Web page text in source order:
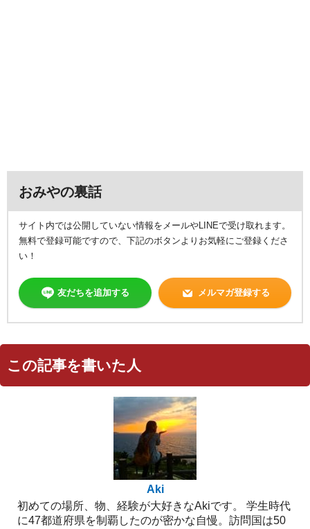
おみやの裏話
サイト内では公開していない情報をメールやLINEで受け取れます。
無料で登録可能ですので、下記のボタンよりお気軽にご登録くださ
い！
友だちを追加する メルマガ登録する
この記事を書いた人
Aki
初めての場所、物、経験が大好きなAkiです。 学生時代
に47都道府県を制覇したのが密かな自慢。訪問国は50